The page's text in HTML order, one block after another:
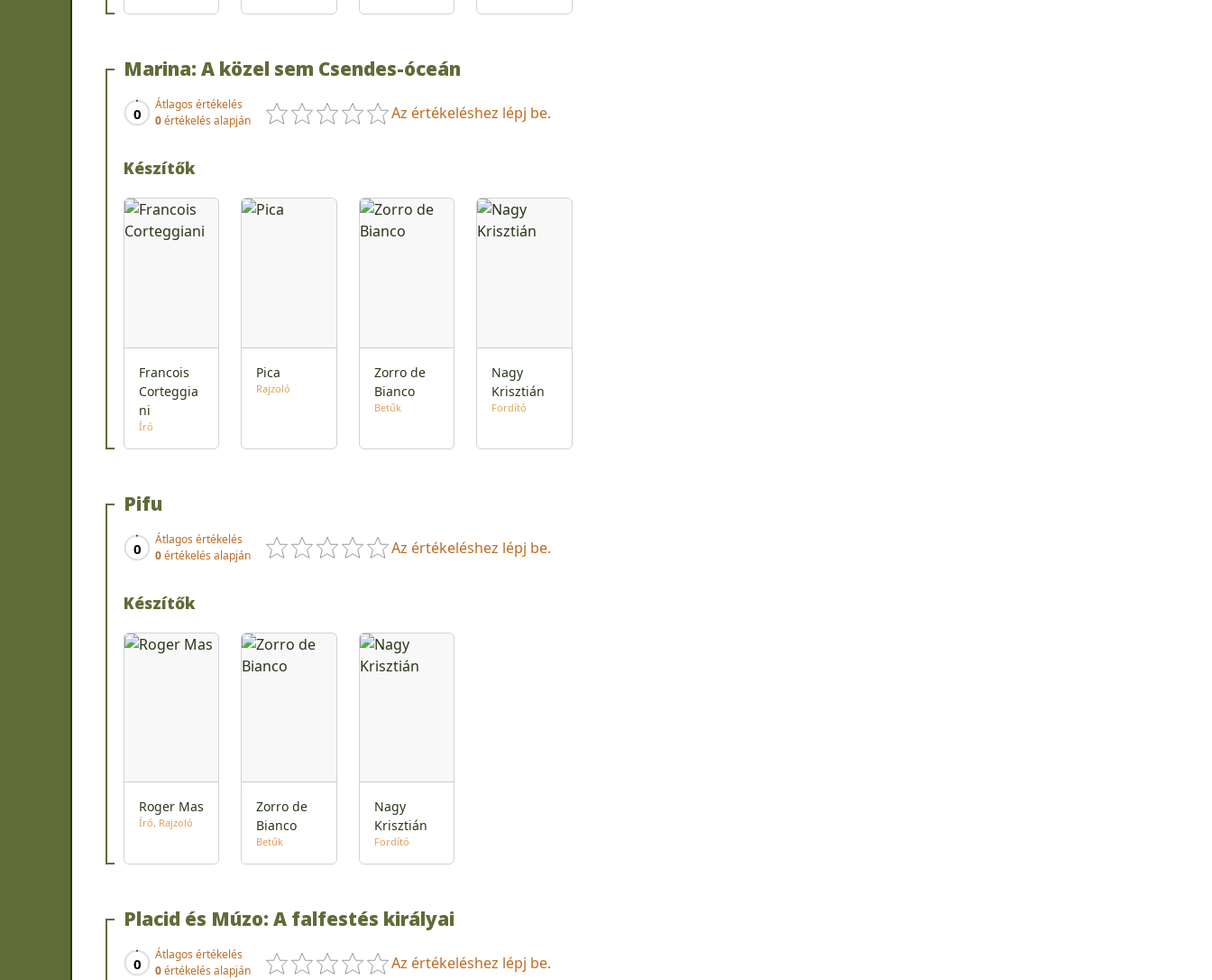
Marina: A közel sem Csendes-óceán
0
Átlagos értékelés
0értékelés alapján Az értékeléshez lépj be.
Készítők
Francois
Corteggia
ni
Író
Pica
Rajzoló
Zorro de
Bianco
Betűk
Nagy
Krisztián
Fordító
Pifu
0
Átlagos értékelés
0értékelés alapján Az értékeléshez lépj be.
Készítők
Roger Mas
Író Rajzoló
Zorro de
Bianco
Betűk
Nagy
Krisztián
Fordító
Placid és Múzo: A falfestés királyai
0
Átlagos értékelés
0értékelés alapján Az értékeléshez lépj be.